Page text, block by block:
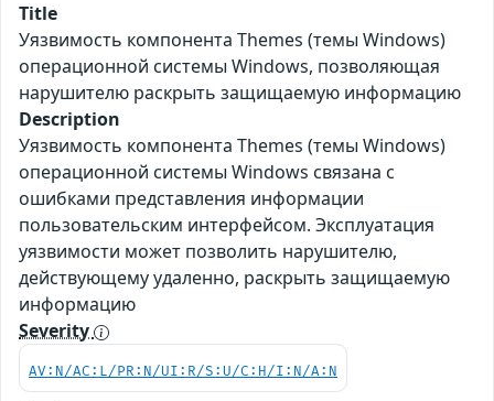
Title
Уязвимость компонента Themes (темы Windows)
операционной системы Windows, позволяющая
нарушителю раскрыть защищаемую информацию
Description
Уязвимость компонента Themes (темы Windows)
операционной системы Windows связана с
ошибками представления информации
пользовательским интерфейсом. Эксплуатация
уязвимости может позволить нарушителю,
действующему удаленно, раскрыть защищаемую
информацию
Severity
AV:N/AC:L/PR:N/UI:R/S:U/C:H/I:N/A:N